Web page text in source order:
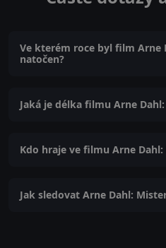
Ve kterém roce byl film Arne
natočen?
Jaká je délka filmu Arne
Kdo hraje ve filmu Arne
Jak sledovat Arne Dahl: